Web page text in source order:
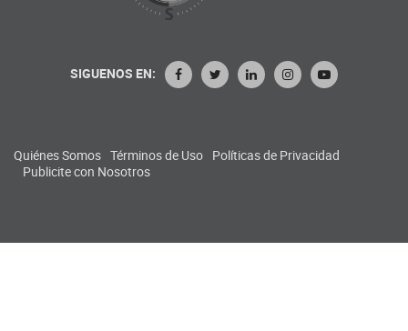
SIGUENOS EN:
Quiénes Somos Términos de Uso Políticas de Privacidad
Publicite con Nosotros